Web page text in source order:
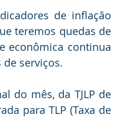
de inflação
teremos quedas de
econômica continua
serviços.
do mês, da TJLP de
para TLP (Taxa de